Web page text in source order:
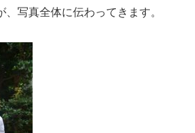
写真全体に伝わってきます。